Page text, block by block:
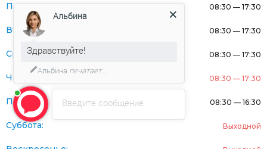
Понедельник: 08:30 — 17:30
Вторник: 08:30 — 17:30
Среда: 08:30 — 17:30
Четверг: 08:30 — 17:30
Пятница: 08:30 — 16:30
Суббота: Выходной
Введите сообщение
Альбина
Здравствуйте!
Альбина печатает...